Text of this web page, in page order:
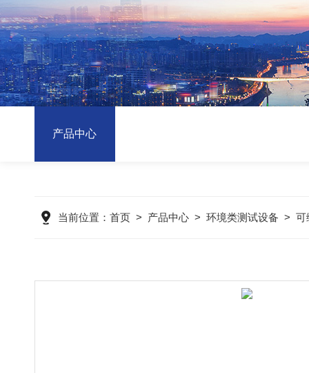
产品中心
当前位置： 首页 > 产品中心 > 环境类测试设备 > 可